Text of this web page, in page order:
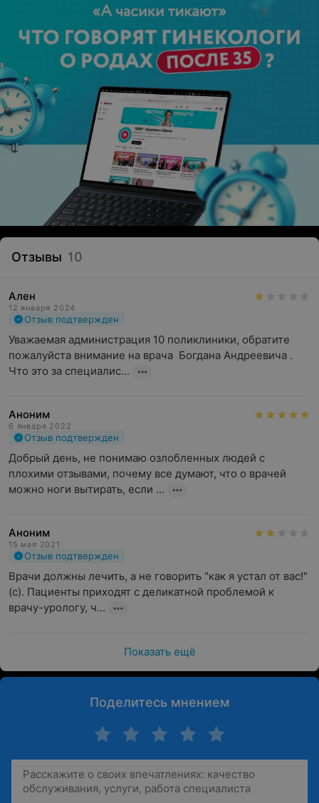
Отзывы 10
Ален
12 января 2024
Отзыв подтвержден
Уважаемая администрация 10 поликлиники, обратите
пожалуйста внимание на врача  Богдана Андреевича .
Что это за специалис...
Аноним
6 января 2022
Отзыв подтвержден
Добрый день, не понимаю озлобленных людей с
плохими отзывами, почему все думают, что о врачей
можно ноги вытирать, если ...
Аноним
15 мая 2021
Отзыв подтвержден
Врачи должны лечить, а не говорить "как я устал от вас!"
(с). Пациенты приходят с деликатной проблемой к
врачу-урологу, ч...
Показать ещё
Поделитесь мнением